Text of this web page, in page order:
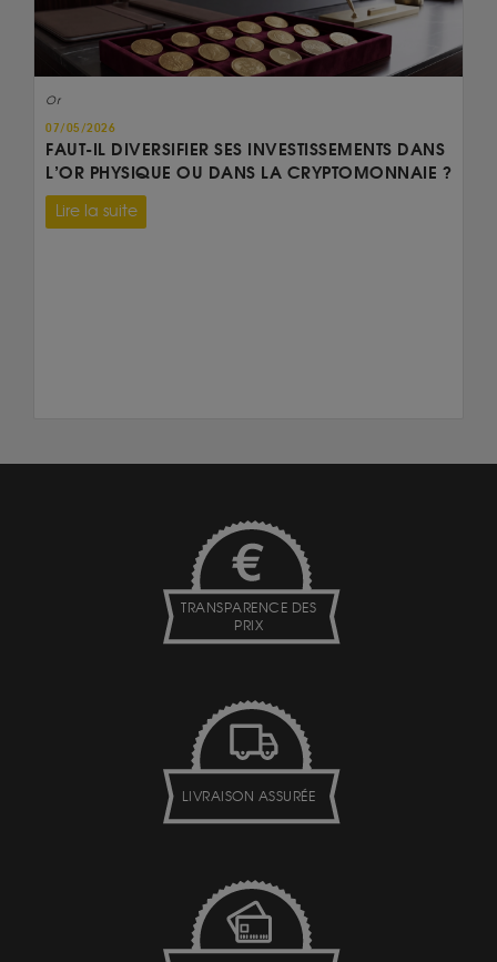
Or
07/05/2026
FAUT-IL DIVERSIFIER SES INVESTISSEMENTS DANS
L’OR PHYSIQUE OU DANS LA CRYPTOMONNAIE ?
Lire la suite
TRANSPARENCE DES
PRIX
LIVRAISON ASSURÉE